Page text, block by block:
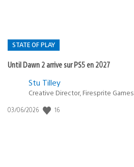
STATE OF PLAY
Until Dawn 2 arrive sur PS5 en 2027
Postée
:
Stu Tilley
Creative Director, Firesprite Games
Date
03/06/2026 16